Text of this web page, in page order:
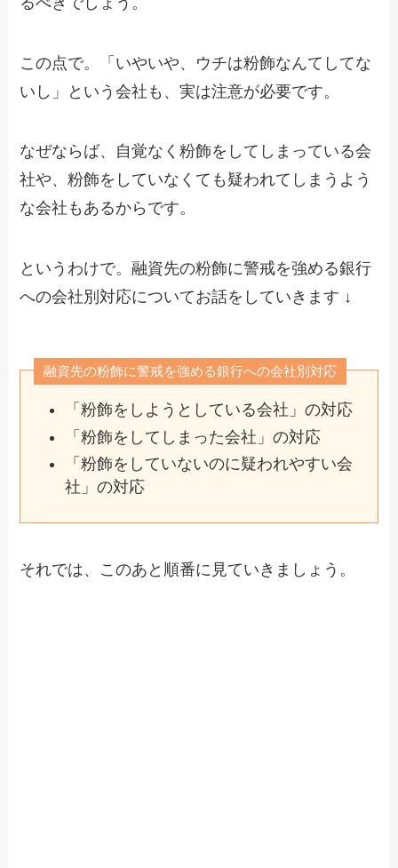
この点で。「いやいや、ウチは粉飾なんてしてな
いし」という会社も、実は注意が必要です。
なぜならば、自覚なく粉飾をしてしまっている会
社や、粉飾をしていなくても疑われてしまうよう
な会社もあるからです。
というわけで。融資先の粉飾に警戒を強める銀行
への会社別対応についてお話をしていきます ↓
融資先の粉飾に警戒を強める銀行への会社別対応
「粉飾をしようとしている会社」の対応
「粉飾をしてしまった会社」の対応
「粉飾をしていないのに疑われやすい会
社」の対応
それでは、このあと順番に見ていきましょう。